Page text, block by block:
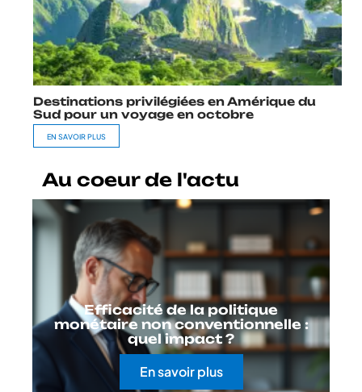
Destinations privilégiées en Amérique du
Sud pour un voyage en octobre
EN SAVOIR PLUS
Au coeur de l'actu
Efficacité de la politique
monétaire non conventionnelle :
quel impact ?
En savoir plus